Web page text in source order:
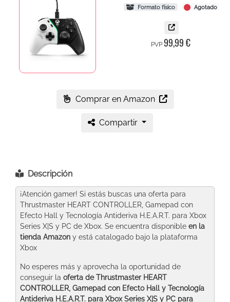
Formato físico Agotado
PVP 99,99 €
Comprar en Amazon
Compartir
Descripción
¡Atención gamer! Si estás buscas una oferta para
Thrustmaster HEART CONTROLLER, Gamepad con
Efecto Hall y Tecnología Antideriva H.E.A.R.T. para Xbox
Series X|S y PC de Xbox. Se encuentra disponible en la
tienda Amazon y está catalogado bajo la plataforma
Xbox
No esperes más y aprovecha la oportunidad de
conseguir la oferta de Thrustmaster HEART
CONTROLLER, Gamepad con Efecto Hall y Tecnología
Antideriva H.E.A.R.T. para Xbox Series X|S y PC para